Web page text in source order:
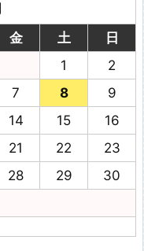
金 土
日
1
2
7 8
9
14 15
16
21 22
23
28 29
30